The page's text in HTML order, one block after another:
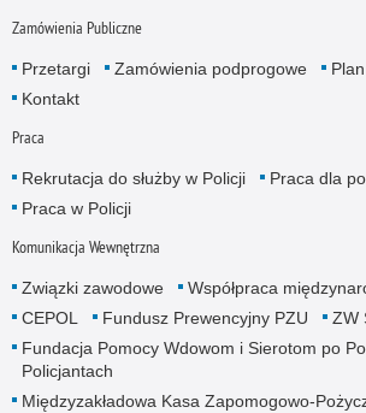
Zamówienia Publiczne
Przetargi Zamówienia podprogowe
Kontakt
Praca
Rekrutacja do służby w Policji
Praca dla
Praca w Policji
Komunikacja Wewnętrzna
Związki zawodowe Współpraca
CEPOL
Fundusz Prewencyjny PZU
ZW
Fundacja Pomocy Wdowom i Sierotom po
Policjantach
Międzyzakładowa Kasa Zapomogowo-